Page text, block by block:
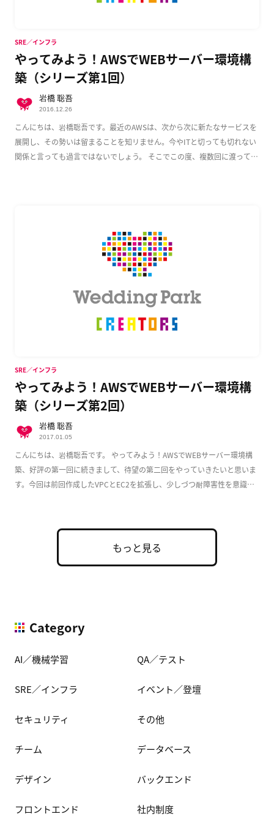
やってみよう！AWSでWEBサーバー環境構
築（シリーズ第1回）
こんにちは、岩橋聡吾です。最近のAWSは、次から次に新たなサービスを
展開し、その勢いは留まることを知リません。今やITと切っても切れない
関係と言っても過言ではないでしょう。 そこでこの度、複数回に渡って
SRE／インフラ
岩橋 聡吾
2016.12.26
やってみよう！AWSでWEBサーバー環境構
築（シリーズ第2回）
こんにちは、岩橋聡吾です。 やってみよう！AWSでWEBサーバー環境構
築、好評の第一回に続きまして、待望の第二回をやっていきたいと思いま
す。今回は前回作成したVPCとEC2を拡張し、少しづつ耐障害性を意識し
SRE／インフラ
岩橋 聡吾
2017.01.05
もっと見る
Category
AI／機械学習 QA／テスト
SRE／インフラ イベント／登壇
セキュリティ その他
チーム データベース
デザイン バックエンド
フロントエンド 社内制度